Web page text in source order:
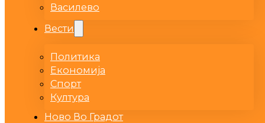
Василево
Вести
Политика
Економија
Спорт
Култура
Ново Во Градот